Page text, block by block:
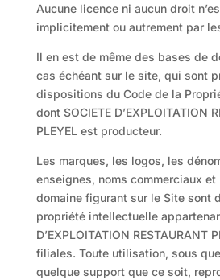
Aucune licence ni aucun droit
implicitement ou autrement par
Il en est de même des bases de
cas échéant sur le site, qui sont
dispositions du Code de la
dont SOCIETE D’EXPLOITATION
PLEYEL est producteur.
Les marques, les logos, les
enseignes, noms commerciaux et
domaine figurant sur le Site sont
propriété intellectuelle
D’EXPLOITATION RESTAURANT
filiales. Toute utilisation, sous
quelque support que ce soit,